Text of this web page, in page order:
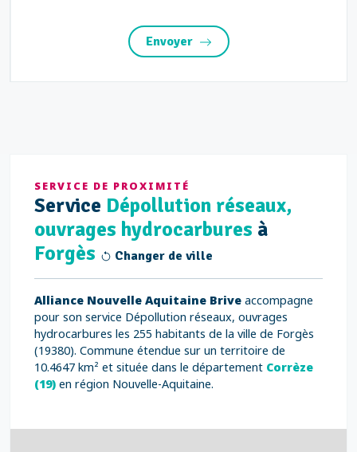
Envoyer
SERVICE DE PROXIMITÉ
Service Dépollution réseaux,
ouvrages hydrocarbures à
Forgès
Changer de ville
Alliance Nouvelle Aquitaine Brive accompagne
pour son service Dépollution réseaux, ouvrages
hydrocarbures les 255 habitants de la ville de Forgès
(19380). Commune étendue sur un territoire de
10.4647 km² et située dans le département Corrèze
(19) en région Nouvelle-Aquitaine.